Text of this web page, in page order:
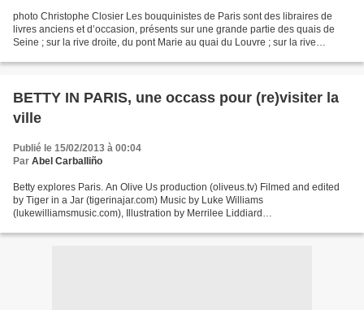
photo Christophe Closier Les bouquinistes de Paris sont des libraires de
livres anciens et d’occasion, présents sur une grande partie des quais de
Seine ; sur la rive droite, du pont Marie au quai du Louvre ; sur la rive
BETTY IN PARIS, une occass pour (re)visiter la
ville
Publié le 15/02/2013 à 00:04
Par Abel Carballiño
Betty explores Paris. An Olive Us production (oliveus.tv) Filmed and edited
by Tiger in a Jar (tigerinajar.com) Music by Luke Williams
(lukewilliamsmusic.com), Illustration by Merrilee Liddiard